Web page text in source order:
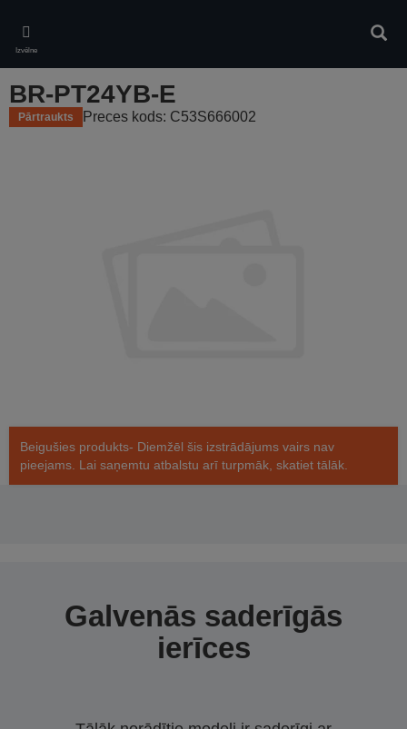
main
content
Izvēlne
BR-PT24YB-E
Pārtraukts Preces kods: C53S666002
Beigušies produkts- Diemžēl šis izstrādājums vairs nav
pieejams. Lai saņemtu atbalstu arī turpmāk, skatiet tālāk.
Galvenās saderīgās
ierīces